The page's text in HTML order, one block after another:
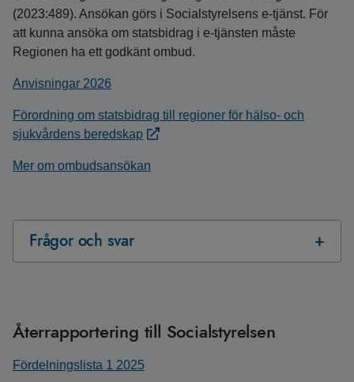
(2023:489). Ansökan görs i Socialstyrelsens e-tjänst. För
att kunna ansöka om statsbidrag i e-tjänsten måste
Regionen ha ett godkänt ombud.
Anvisningar 2026
Förordning om statsbidrag till regioner för hälso- och
sjukvårdens beredskap
Mer om ombudsansökan
Frågor och svar
Återrapportering till Socialstyrelsen
Fördelningslista 1 2025